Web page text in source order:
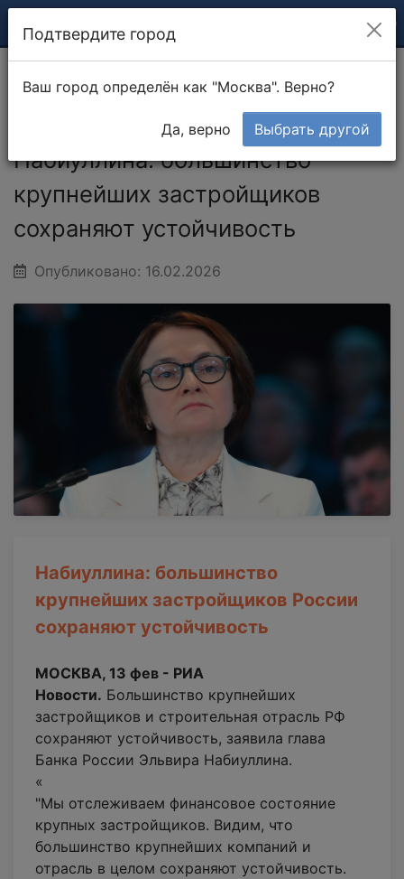
Новости
крупнейших застройщиков сохраняют
устойчивость
Набиуллина: большинство
крупнейших застройщиков
сохраняют устойчивость
Опубликовано: 16.02.2026
Набиуллина: большинство
крупнейших застройщиков России
сохраняют устойчивость
МОСКВА, 13 фев - РИА
Новости. Большинство крупнейших
застройщиков и строительная отрасль РФ
сохраняют устойчивость, заявила глава
Банка России Эльвира Набиуллина.
«
"Мы отслеживаем финансовое состояние
крупных застройщиков. Видим, что
большинство крупнейших компаний и
отрасль в целом сохраняют устойчивость.
Подтвердите город
Ваш город определён как "Москва". Верно?
Да, верно Выбрать другой